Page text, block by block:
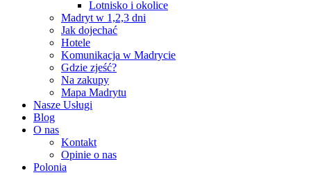
Lotnisko i okolice
Madryt w 1,2,3 dni
Jak dojechać
Hotele
Komunikacja w Madrycie
Gdzie zjeść?
Na zakupy
Mapa Madrytu
Nasze Usługi
Blog
O nas
Kontakt
Opinie o nas
Polonia